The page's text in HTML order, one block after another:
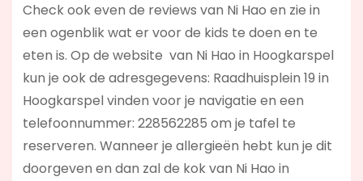
Check ook even de reviews van Ni Hao en zie in
een ogenblik wat er voor de kids te doen en te
eten is. Op de website van Ni Hao in Hoogkarspel
kun je ook de adresgegevens: Raadhuisplein 19 in
Hoogkarspel vinden voor je navigatie en een
telefoonnummer: 228562285 om je tafel te
reserveren. Wanneer je allergieën hebt kun je dit
doorgeven en dan zal de kok van Ni Hao in